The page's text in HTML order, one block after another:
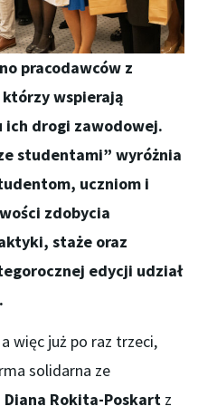
pracodawców z
wspierają
ich drogi zawodowej.
studentami” wyróżnia
uczniom i
zdobycia
staże oraz
edycji udział
więc już po raz trzeci,
solidarna ze
Diana Rokita-Poskart z